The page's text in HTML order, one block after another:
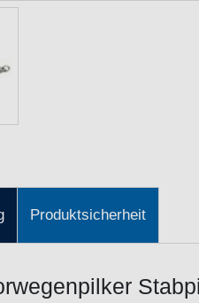
Produktsicherheit